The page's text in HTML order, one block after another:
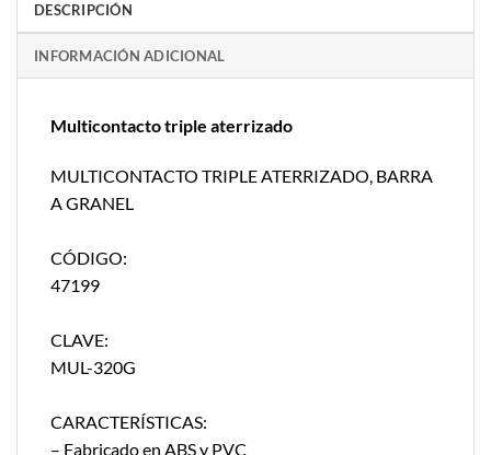
DESCRIPCIÓN
INFORMACIÓN ADICIONAL
Multicontacto triple aterrizado
MULTICONTACTO TRIPLE ATERRIZADO, BARRA
A GRANEL
CÓDIGO:
47199
CLAVE:
MUL-320G
CARACTERÍSTICAS:
– Fabricado en ABS y PVC